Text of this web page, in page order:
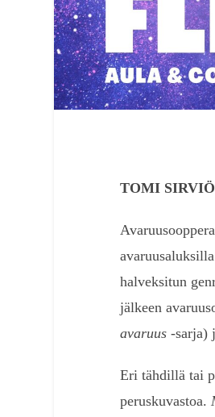
TOMI SIRVIÖ
halveksitun
jälkeen
avaruus-sarja)
Eri tähdillä tai
peruskuvastoa.